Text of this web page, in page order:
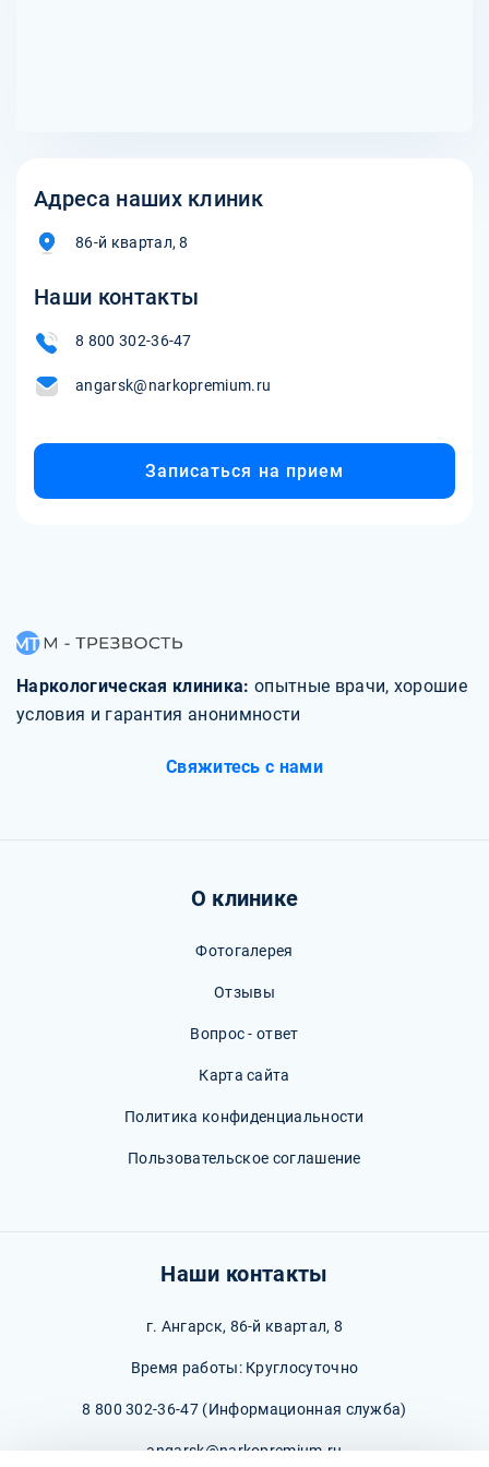
Адреса наших клиник
86-й квартал, 8
Наши контакты
8 800 302-36-47
angarsk@narkopremium.ru
Записаться на прием
Наркологическая клиника: опытные врачи, хорошие
условия и гарантия анонимности
Свяжитесь с нами
О клинике
Фотогалерея
Отзывы
Вопрос - ответ
Карта сайта
Политика конфиденциальности
Пользовательское соглашение
Наши контакты
г. Ангарск, 86-й квартал, 8
Время работы: Круглосуточно
8 800 302-36-47 (Информационная служба)
angarsk@narkopremium.ru